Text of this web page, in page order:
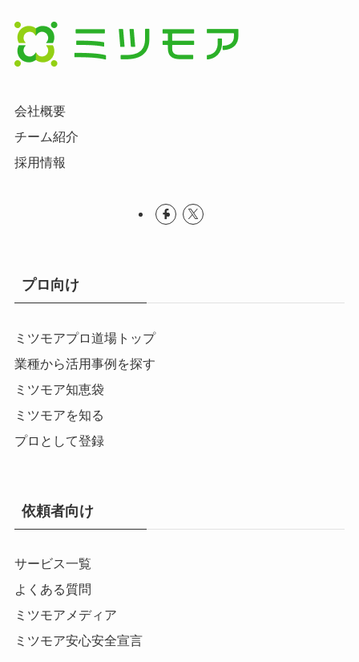
会社概要
チーム紹介
採用情報
プロ向け
ミツモアプロ道場トップ
業種から活用事例を探す
ミツモア知恵袋
ミツモアを知る
プロとして登録
依頼者向け
サービス一覧
よくある質問
ミツモアメディア
ミツモア安心安全宣言